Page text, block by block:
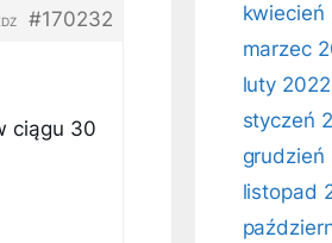
#170232
ciągu 30
kwiecień
marzec
luty 2022
styczeń
grudzień
listopad